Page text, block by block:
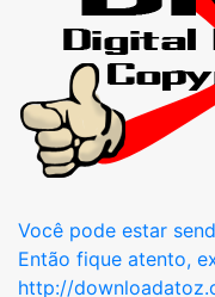
Você pode estar
Então fique atento,
http://